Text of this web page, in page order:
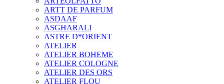
ARTT DE PARFUM
ASDAAF
ASGHARALI
ASTRE D*ORIENT
ATELIER
ATELIER BOHEME
ATELIER COLOGNE
ATELIER DES ORS
ATELIER FLOU